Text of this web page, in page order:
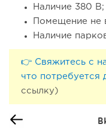
От стартапа за 30
миллиарды:...
Наличие 380 В;
Помещение не
Наличие
👉 Свяжитесь с
что потребуется
ссылку)